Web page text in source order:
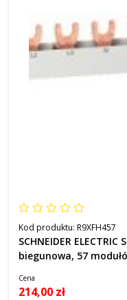
Kod produktu: R9XFH457
SCHNEIDER
biegunowa, 57
Cena
214,00 zł